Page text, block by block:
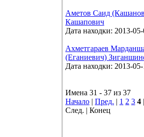
Аметов Саид
Кашапович
Дата находки: 2013-
Ахметгараев
(Еганиевич)
Дата находки: 2013-
Имена 31 - 37 из 37
Начало | Пред. | 1 2 3 4 |
След. | Конец